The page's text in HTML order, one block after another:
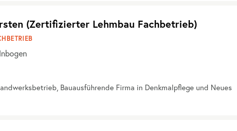
(Zertifizierter Lehmbau Fachbetrieb)
Bauausführende Firma in Denkmalpflege und Neues